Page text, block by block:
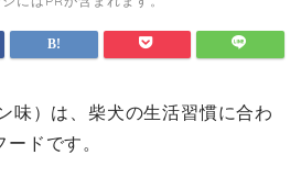
味）は、柴犬の生活習慣に合わ
ドです。